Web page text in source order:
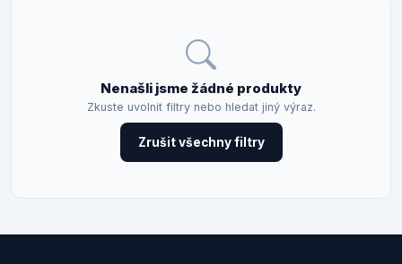
Nenašli jsme žádné produkty
Zkuste uvolnit filtry nebo hledat jiný výraz.
Zrušit všechny filtry